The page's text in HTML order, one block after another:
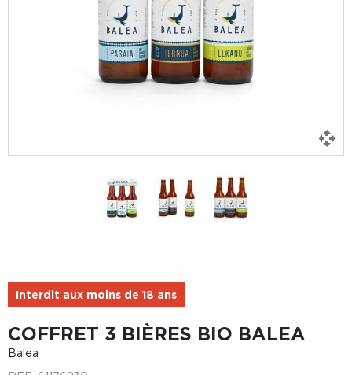
Interdit aux moins de 18 ans
COFFRET 3 BIÈRES BIO BALEA
Balea